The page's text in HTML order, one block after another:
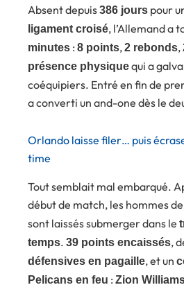
Absent depuis386 jours pour
ligament croisé, l’Allemand a
minutes : 8 points,2 rebonds,
présence physiquequi a
coéquipiers. Entré en fin de
a converti un and-one dès le
Orlando laisse filer… puis
time
Tout semblait mal embarqué.
début de match, les hommes de
sont laissés submerger dans le
temps. 39 points encaissés,
défensives en pagaille, et un
Pelicans en feu : Zion